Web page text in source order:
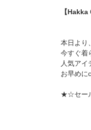
【
本日より
今すぐ着
人気アイ
お早めに
★☆セー